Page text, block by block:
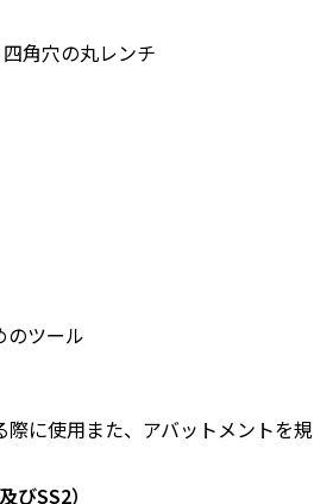
角穴の丸レンチ
のツール
に使用また、アバットメントを規
SS2）